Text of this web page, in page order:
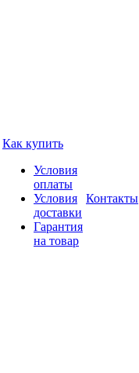
Как купить
Условия
оплаты
Условия
доставки
Гарантия
на товар
Контакты